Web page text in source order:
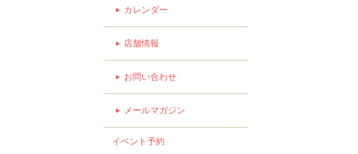
カレンダー
店舗情報
お問い合わせ
メールマガジン
イベント予約